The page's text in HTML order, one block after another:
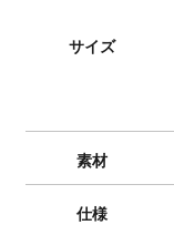
サイズ
素材
仕様